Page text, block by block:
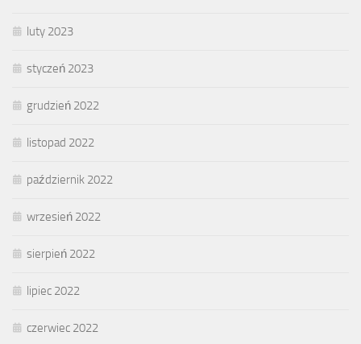
luty 2023
styczeń 2023
grudzień 2022
listopad 2022
październik 2022
wrzesień 2022
sierpień 2022
lipiec 2022
czerwiec 2022